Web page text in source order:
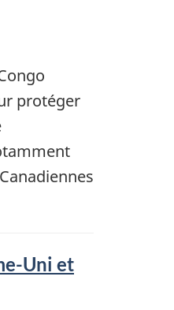
protéger
Uni et